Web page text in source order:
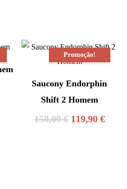
é:
108,00 €.
era:
150,00 €.
é:
Promoção!
Saucony Endorphin
Shift 2 Homem
150,00€ O
119,90 €O